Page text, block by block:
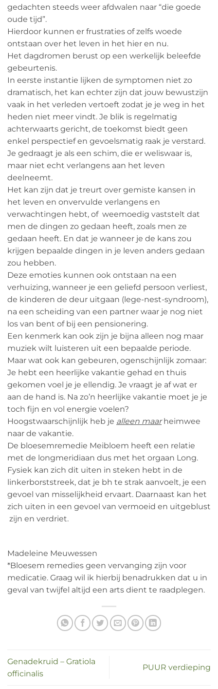
gedachten steeds weer afdwalen naar “die goede
oude tijd”.
Hierdoor kunnen er frustraties of zelfs woede
ontstaan over het leven in het hier en nu.
Het dagdromen berust op een werkelijk beleefde
gebeurtenis.
In eerste instantie lijken de symptomen niet zo
dramatisch, het kan echter zijn dat jouw bewustzijn
vaak in het verleden vertoeft zodat je je weg in het
heden niet meer vindt. Je blik is regelmatig
achterwaarts gericht, de toekomst biedt geen
enkel perspectief en gevoelsmatig raak je verstard.
Je gedraagt je als een schim, die er weliswaar is,
maar niet echt verlangens aan het leven
deelneemt.
Het kan zijn dat je treurt over gemiste kansen in
het leven en onvervulde verlangens en
verwachtingen hebt, of weemoedig vaststelt dat
men de dingen zo gedaan heeft, zoals men ze
gedaan heeft. En dat je wanneer je de kans zou
krijgen bepaalde dingen in je leven anders gedaan
zou hebben.
Deze emoties kunnen ook ontstaan na een
verhuizing, wanneer je een geliefd persoon verliest,
de kinderen de deur uitgaan (lege-nest-syndroom),
na een scheiding van een partner waar je nog niet
los van bent of bij een pensionering.
Een kenmerk kan ook zijn je bijna alleen nog maar
muziek wilt luisteren uit een bepaalde periode.
Maar wat ook kan gebeuren, ogenschijnlijk zomaar:
Je hebt een heerlijke vakantie gehad en thuis
gekomen voel je je ellendig. Je vraagt je af wat er
aan de hand is. Na zo’n heerlijke vakantie moet je je
toch fijn en vol energie voelen?
Hoogstwaarschijnlijk heb je alleen maarheimwee
naar de vakantie.
De bloesemremedie Meibloem heeft een relatie
met de longmeridiaan dus met het orgaan Long.
Fysiek kan zich dit uiten in steken hebt in de
linkerborststreek, dat je bh te strak aanvoelt, je een
gevoel van misselijkheid ervaart. Daarnaast kan het
zich uiten in een gevoel van vermoeid en uitgeblust
zijn en verdriet.
Madeleine Meuwessen
*Bloesem remedies geen vervanging zijn voor
medicatie. Graag wil ik hierbij benadrukken dat u in
geval van twijfel altijd een arts dient te raadplegen.
Genadekruid – Gratiola
officinalis
PUUR verdieping